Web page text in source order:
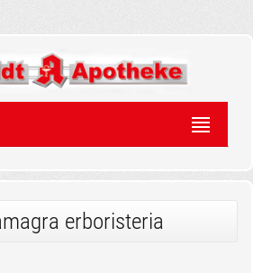
erboristeria